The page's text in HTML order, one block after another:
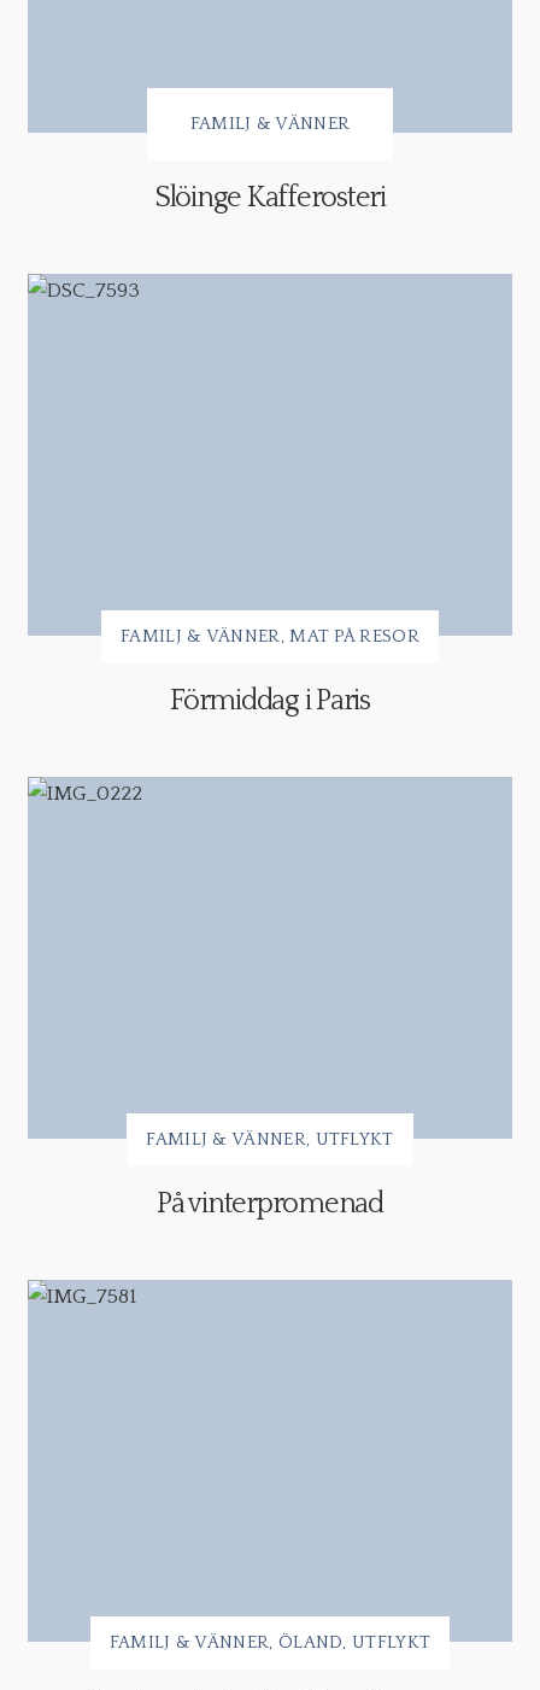
FAMILJ & VÄNNER
Slöinge Kafferosteri
FAMILJ & VÄNNER MAT PÅ RESOR
Förmiddag i Paris
FAMILJ & VÄNNER UTFLYKT
På vinterpromenad
FAMILJ & VÄNNER ÖLAND UTFLYKT